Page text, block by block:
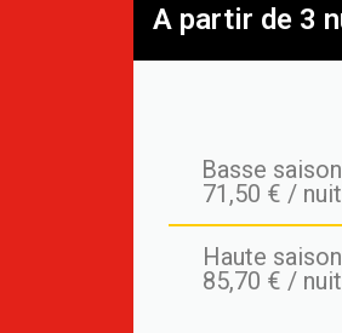
A partir de 3
Basse saison
71,50 € / nuit
Haute saison
85,70 € / nuit